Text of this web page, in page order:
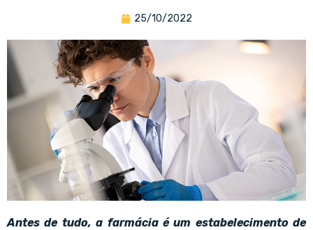
25/10/2022
Antes de tudo, a farmácia é um estabelecimento de